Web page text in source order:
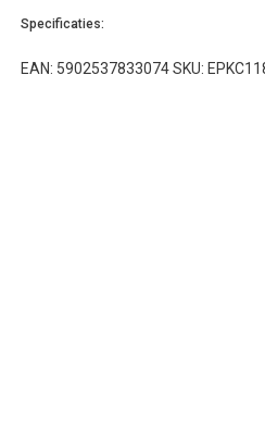
Specificaties:
EAN: 5902537833074 SKU: